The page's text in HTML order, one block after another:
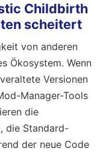
Childbirth
scheitert
von anderen
Ökosystem. Wenn
Versionen
Manager-Tools
die
die Standard-
der neue Code